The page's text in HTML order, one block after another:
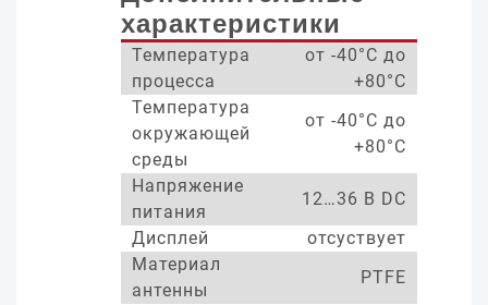
характеристики
Температура
процесса
от -40°С до
+80°С
Температура
окружающей
среды
от -40°С до
+80°С
Напряжение
питания
12…36 В DC
Дисплей
отсуствует
Материал
антенны
PTFE